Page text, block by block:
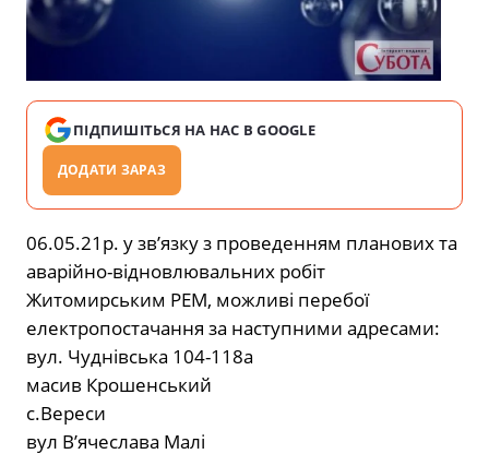
ПІДПИШІТЬСЯ НА НАС В GOOGLE
ДОДАТИ ЗАРАЗ
06.05.21р. у зв’язку з проведенням планових та
аварійно-відновлювальних робіт
Житомирським РЕМ, можливі перебої
електропостачання за наступними адресами:
вул. Чуднівська 104-118а
масив Крошенський
с.Вереси
вул В’ячеслава Малі